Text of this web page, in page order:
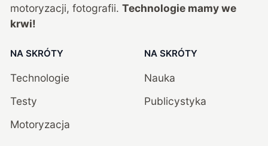
motoryzacji, fotografii. Technologie mamy we
krwi!
NA SKRÓTY
Technologie
Testy
Motoryzacja
NA SKRÓTY
Nauka
Publicystyka